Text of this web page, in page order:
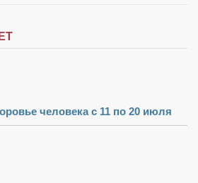
человека с 11 по 20 июля